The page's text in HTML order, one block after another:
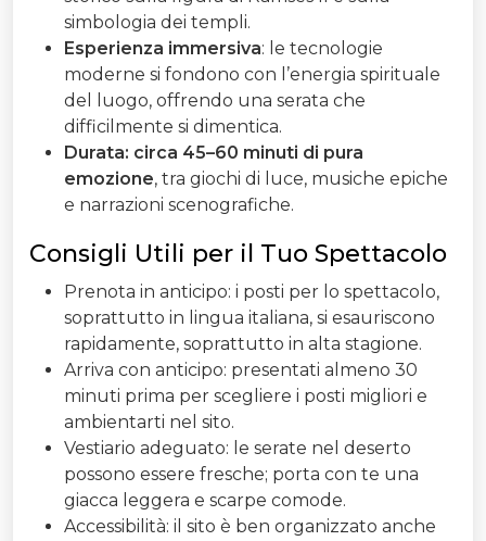
simbologia dei templi.
Esperienza immersiva: le tecnologie
moderne si fondono con l’energia spirituale
del luogo, offrendo una serata che
difficilmente si dimentica.
Durata: circa 45–60 minuti di pura
emozione, tra giochi di luce, musiche epiche
e narrazioni scenografiche.
Consigli Utili per il Tuo Spettacolo
Prenota in anticipo: i posti per lo spettacolo,
soprattutto in lingua italiana, si esauriscono
rapidamente, soprattutto in alta stagione.
Arriva con anticipo: presentati almeno 30
minuti prima per scegliere i posti migliori e
ambientarti nel sito.
Vestiario adeguato: le serate nel deserto
possono essere fresche; porta con te una
giacca leggera e scarpe comode.
Accessibilità: il sito è ben organizzato anche